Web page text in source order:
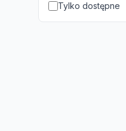
Tylko dostępne